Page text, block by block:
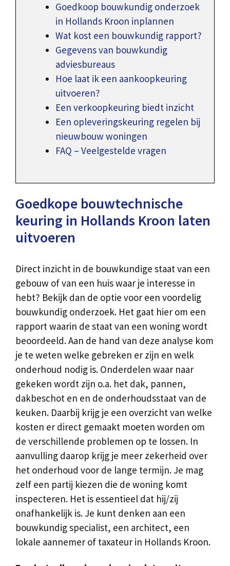
Goedkoop bouwkundig onderzoek
in Hollands Kroon inplannen
Wat kost een bouwkundig rapport?
Gegevens van bouwkundig
adviesbureaus
Hoe laat ik een aankoopkeuring
uitvoeren?
Een verkoopkeuring biedt inzicht
Een opleveringskeuring regelen bij
nieuwbouw woningen
FAQ – Veelgestelde vragen
Goedkope bouwtechnische
keuring in Hollands Kroon laten
uitvoeren
Direct inzicht in de bouwkundige staat van een
gebouw of van een huis waar je interesse in
hebt? Bekijk dan de optie voor een voordelig
bouwkundig onderzoek. Het gaat hier om een
rapport waarin de staat van een woning wordt
beoordeeld. Aan de hand van deze analyse kom
je te weten welke gebreken er zijn en welk
onderhoud nodig is. Onderdelen waar naar
gekeken wordt zijn o.a. het dak, pannen,
dakbeschot en en de onderhoudsstaat van de
keuken. Daarbij krijg je een overzicht van welke
kosten er direct gemaakt moeten worden om
de verschillende problemen op te lossen. In
aanvulling daarop krijg je meer zekerheid over
het onderhoud voor de lange termijn. Je mag
zelf een partij kiezen die de woning komt
inspecteren. Het is essentieel dat hij/zij
onafhankelijk is. Je kunt denken aan een
bouwkundig specialist, een architect, een
lokale aannemer of taxateur in Hollands Kroon.